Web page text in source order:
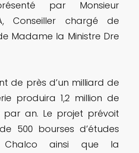
par Monsieur
Conseiller chargé de
Madame la Ministre Dre
de près d’un milliard de
produira 1,2 million de
par an. Le projet prévoit
500 bourses d’études
Chalco ainsi que la